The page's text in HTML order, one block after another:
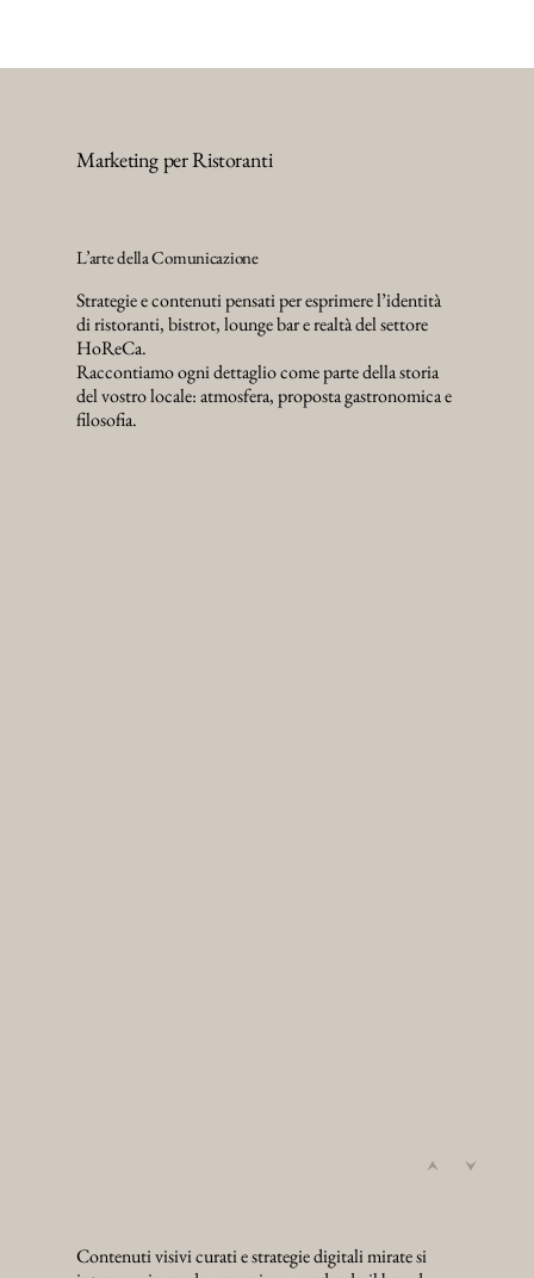
Marketing per Ristoranti
L’arte della Comunicazione
Strategie e contenuti pensati per esprimere l’identità
di ristoranti, bistrot, lounge bar e realtà del settore
HoReCa.
Raccontiamo ogni dettaglio come parte della storia
del vostro locale: atmosfera, proposta gastronomica e
filosofia.
Contenuti visivi curati e strategie digitali mirate si